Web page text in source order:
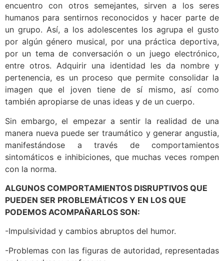
encuentro con otros semejantes, sirven a los seres
humanos para sentirnos reconocidos y hacer parte de
un grupo. Así, a los adolescentes los agrupa el gusto
por algún género musical, por una práctica deportiva,
por un tema de conversación o un juego electrónico,
entre otros. Adquirir una identidad les da nombre y
pertenencia, es un proceso que permite consolidar la
imagen que el joven tiene de sí mismo, así como
también apropiarse de unas ideas y de un cuerpo.
Sin embargo, el empezar a sentir la realidad de una
manera nueva puede ser traumático y generar angustia,
manifestándose a través de comportamientos
sintomáticos e inhibiciones, que muchas veces rompen
con la norma.
ALGUNOS COMPORTAMIENTOS DISRUPTIVOS QUE
PUEDEN SER PROBLEMÁTICOS Y EN LOS QUE
PODEMOS ACOMPAÑARLOS SON:
-Impulsividad y cambios abruptos del humor.
-Problemas con las figuras de autoridad, representadas